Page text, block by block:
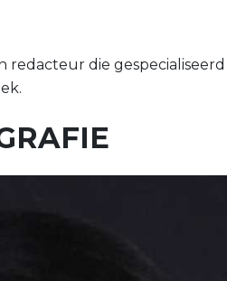
redacteur die gespecialiseerd